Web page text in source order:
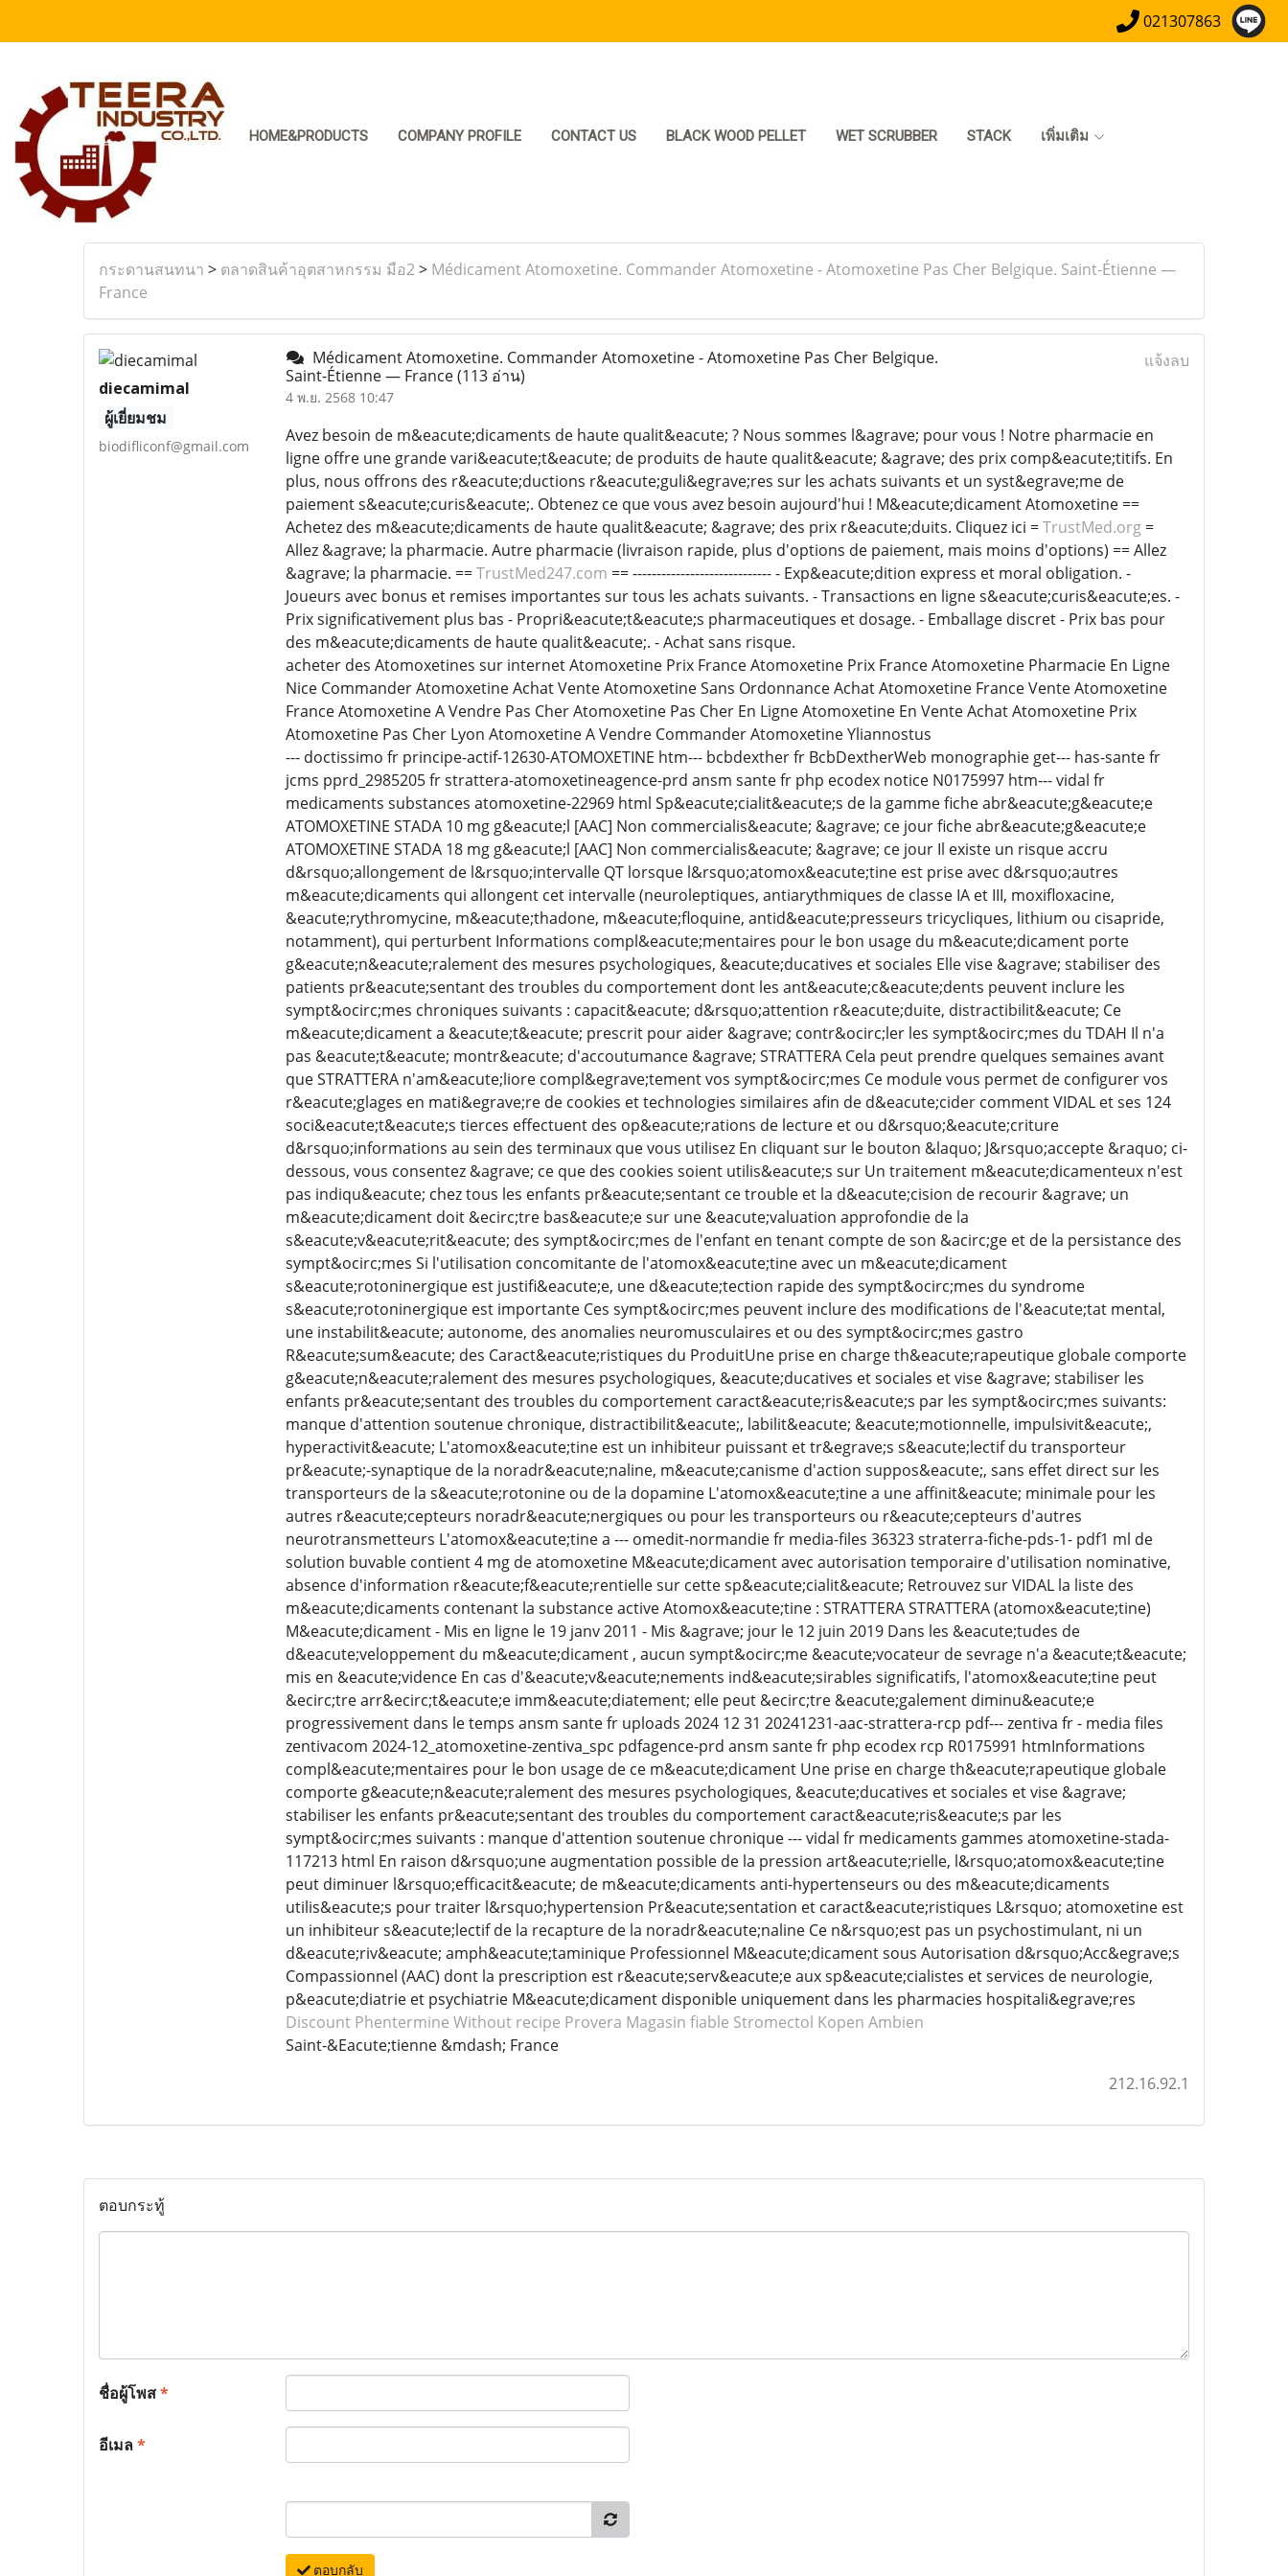
021307863
HOME&PRODUCTS COMPANY PROFILE CONTACT US BLACK WOOD PELLET WET SCRUBBER STACK เพิ่มเติม
กระดานสนทนา > ตลาดสินค้าอุตสาหกรรม มือ2> Médicament Atomoxetine. Commander Atomoxetine - Atomoxetine Pas Cher Belgique. Saint-Étienne —
France
diecamimal
ผู้เยี่ยมชม
biodifliconf@gmail.com
Médicament Atomoxetine. Commander Atomoxetine - Atomoxetine Pas Cher Belgique.
Saint-Étienne — France(113 อ่าน)
4 พ.ย. 2568 10:47
แจ้งลบ
Avez besoin de m&eacute;dicaments de haute qualit&eacute; ? Nous sommes l&agrave; pour vous ! Notre pharmacie en
ligne offre une grande vari&eacute;t&eacute; de produits de haute qualit&eacute; &agrave; des prix comp&eacute;titifs. En
plus, nous offrons des r&eacute;ductions r&eacute;guli&egrave;res sur les achats suivants et un syst&egrave;me de
paiement s&eacute;curis&eacute;. Obtenez ce que vous avez besoin aujourd'hui ! M&eacute;dicament Atomoxetine ==
Achetez des m&eacute;dicaments de haute qualit&eacute; &agrave; des prix r&eacute;duits. Cliquez ici =TrustMed.org=
Allez &agrave; la pharmacie. Autre pharmacie (livraison rapide, plus d'options de paiement, mais moins d'options) == Allez
&agrave; la pharmacie. ==TrustMed247.com == ----------------------------- - Exp&eacute;dition express et moral obligation. -
Joueurs avec bonus et remises importantes sur tous les achats suivants. - Transactions en ligne s&eacute;curis&eacute;es. -
Prix significativement plus bas - Propri&eacute;t&eacute;s pharmaceutiques et dosage. - Emballage discret - Prix bas pour
des m&eacute;dicaments de haute qualit&eacute;. - Achat sans risque.
acheter des Atomoxetines sur internet Atomoxetine Prix France Atomoxetine Prix France Atomoxetine Pharmacie En Ligne
Nice Commander Atomoxetine Achat Vente Atomoxetine Sans Ordonnance Achat Atomoxetine France Vente Atomoxetine
France Atomoxetine A Vendre Pas Cher Atomoxetine Pas Cher En Ligne Atomoxetine En Vente Achat Atomoxetine Prix
Atomoxetine Pas Cher Lyon Atomoxetine A Vendre Commander Atomoxetine Yliannostus
--- doctissimo fr principe-actif-12630-ATOMOXETINE htm--- bcbdexther fr BcbDextherWeb monographie get--- has-sante fr
jcms pprd_2985205 fr strattera-atomoxetineagence-prd ansm sante fr php ecodex notice N0175997 htm--- vidal fr
medicaments substances atomoxetine-22969 html Sp&eacute;cialit&eacute;s de la gamme fiche abr&eacute;g&eacute;e
ATOMOXETINE STADA 10 mg g&eacute;l [AAC] Non commercialis&eacute; &agrave; ce jour fiche abr&eacute;g&eacute;e
ATOMOXETINE STADA 18 mg g&eacute;l [AAC] Non commercialis&eacute; &agrave; ce jour Il existe un risque accru
d&rsquo;allongement de l&rsquo;intervalle QT lorsque l&rsquo;atomox&eacute;tine est prise avec d&rsquo;autres
m&eacute;dicaments qui allongent cet intervalle (neuroleptiques, antiarythmiques de classe IA et III, moxifloxacine,
&eacute;rythromycine, m&eacute;thadone, m&eacute;floquine, antid&eacute;presseurs tricycliques, lithium ou cisapride,
notamment), qui perturbent Informations compl&eacute;mentaires pour le bon usage du m&eacute;dicament porte
g&eacute;n&eacute;ralement des mesures psychologiques, &eacute;ducatives et sociales Elle vise &agrave; stabiliser des
patients pr&eacute;sentant des troubles du comportement dont les ant&eacute;c&eacute;dents peuvent inclure les
sympt&ocirc;mes chroniques suivants : capacit&eacute; d&rsquo;attention r&eacute;duite, distractibilit&eacute; Ce
m&eacute;dicament a &eacute;t&eacute; prescrit pour aider &agrave; contr&ocirc;ler les sympt&ocirc;mes du TDAH Il n'a
pas &eacute;t&eacute; montr&eacute; d'accoutumance &agrave; STRATTERA Cela peut prendre quelques semaines avant
que STRATTERA n'am&eacute;liore compl&egrave;tement vos sympt&ocirc;mes Ce module vous permet de configurer vos
r&eacute;glages en mati&egrave;re de cookies et technologies similaires afin de d&eacute;cider comment VIDAL et ses 124
soci&eacute;t&eacute;s tierces effectuent des op&eacute;rations de lecture et ou d&rsquo;&eacute;criture
d&rsquo;informations au sein des terminaux que vous utilisez En cliquant sur le bouton &laquo; J&rsquo;accepte &raquo; ci-
dessous, vous consentez &agrave; ce que des cookies soient utilis&eacute;s sur Un traitement m&eacute;dicamenteux n'est
pas indiqu&eacute; chez tous les enfants pr&eacute;sentant ce trouble et la d&eacute;cision de recourir &agrave; un
m&eacute;dicament doit &ecirc;tre bas&eacute;e sur une &eacute;valuation approfondie de la
s&eacute;v&eacute;rit&eacute; des sympt&ocirc;mes de l'enfant en tenant compte de son &acirc;ge et de la persistance des
sympt&ocirc;mes Si l'utilisation concomitante de l'atomox&eacute;tine avec un m&eacute;dicament
s&eacute;rotoninergique est justifi&eacute;e, une d&eacute;tection rapide des sympt&ocirc;mes du syndrome
s&eacute;rotoninergique est importante Ces sympt&ocirc;mes peuvent inclure des modifications de l'&eacute;tat mental,
une instabilit&eacute; autonome, des anomalies neuromusculaires et ou des sympt&ocirc;mes gastro
R&eacute;sum&eacute; des Caract&eacute;ristiques du ProduitUne prise en charge th&eacute;rapeutique globale comporte
g&eacute;n&eacute;ralement des mesures psychologiques, &eacute;ducatives et sociales et vise &agrave; stabiliser les
enfants pr&eacute;sentant des troubles du comportement caract&eacute;ris&eacute;s par les sympt&ocirc;mes suivants:
manque d'attention soutenue chronique, distractibilit&eacute;, labilit&eacute; &eacute;motionnelle, impulsivit&eacute;,
hyperactivit&eacute; L'atomox&eacute;tine est un inhibiteur puissant et tr&egrave;s s&eacute;lectif du transporteur
pr&eacute;-synaptique de la noradr&eacute;naline, m&eacute;canisme d'action suppos&eacute;, sans effet direct sur les
transporteurs de la s&eacute;rotonine ou de la dopamine L'atomox&eacute;tine a une affinit&eacute; minimale pour les
autres r&eacute;cepteurs noradr&eacute;nergiques ou pour les transporteurs ou r&eacute;cepteurs d'autres
neurotransmetteurs L'atomox&eacute;tine a --- omedit-normandie fr media-files 36323 straterra-fiche-pds-1- pdf1 ml de
solution buvable contient 4 mg de atomoxetine M&eacute;dicament avec autorisation temporaire d'utilisation nominative,
absence d'information r&eacute;f&eacute;rentielle sur cette sp&eacute;cialit&eacute; Retrouvez sur VIDAL la liste des
m&eacute;dicaments contenant la substance active Atomox&eacute;tine : STRATTERA STRATTERA (atomox&eacute;tine)
M&eacute;dicament - Mis en ligne le 19 janv 2011 - Mis &agrave; jour le 12 juin 2019 Dans les &eacute;tudes de
d&eacute;veloppement du m&eacute;dicament , aucun sympt&ocirc;me &eacute;vocateur de sevrage n'a &eacute;t&eacute;
mis en &eacute;vidence En cas d'&eacute;v&eacute;nements ind&eacute;sirables significatifs, l'atomox&eacute;tine peut
&ecirc;tre arr&ecirc;t&eacute;e imm&eacute;diatement; elle peut &ecirc;tre &eacute;galement diminu&eacute;e
progressivement dans le temps ansm sante fr uploads 2024 12 31 20241231-aac-strattera-rcp pdf--- zentiva fr - media files
zentivacom 2024-12_atomoxetine-zentiva_spc pdfagence-prd ansm sante fr php ecodex rcp R0175991 htmInformations
compl&eacute;mentaires pour le bon usage de ce m&eacute;dicament Une prise en charge th&eacute;rapeutique globale
comporte g&eacute;n&eacute;ralement des mesures psychologiques, &eacute;ducatives et sociales et vise &agrave;
stabiliser les enfants pr&eacute;sentant des troubles du comportement caract&eacute;ris&eacute;s par les
sympt&ocirc;mes suivants : manque d'attention soutenue chronique --- vidal fr medicaments gammes atomoxetine-stada-
117213 html En raison d&rsquo;une augmentation possible de la pression art&eacute;rielle, l&rsquo;atomox&eacute;tine
peut diminuer l&rsquo;efficacit&eacute; de m&eacute;dicaments anti-hypertenseurs ou des m&eacute;dicaments
utilis&eacute;s pour traiter l&rsquo;hypertension Pr&eacute;sentation et caract&eacute;ristiques L&rsquo; atomoxetine est
un inhibiteur s&eacute;lectif de la recapture de la noradr&eacute;naline Ce n&rsquo;est pas un psychostimulant, ni un
d&eacute;riv&eacute; amph&eacute;taminique Professionnel M&eacute;dicament sous Autorisation d&rsquo;Acc&egrave;s
Compassionnel (AAC) dont la prescription est r&eacute;serv&eacute;e aux sp&eacute;cialistes et services de neurologie,
p&eacute;diatrie et psychiatrie M&eacute;dicament disponible uniquement dans les pharmacies hospitali&egrave;res
Discount Phentermine Without recipe Provera Magasin fiable Stromectol Kopen Ambien
Saint-&Eacute;tienne &mdash; France
212.16.92.1
ตอบกระทู้
ชื่อผู้โพส*
อีเมล*
ตอบกลับ